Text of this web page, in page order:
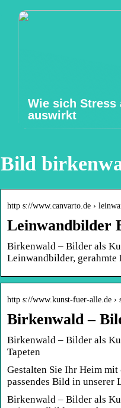
Wie sich Stress
auswirkt
Bild
http s://www.canvarto.de ›
Leinwandbilder
Birkenwald – Bilder als
Leinwandbilder, gerahmte
http s://www.kunst-fuer-alle.de ›
Birkenwald –
Birkenwald – Bilder als
Tapeten
Gestalten Sie Ihr Heim
passendes Bild in
Birkenwald – Bilder als